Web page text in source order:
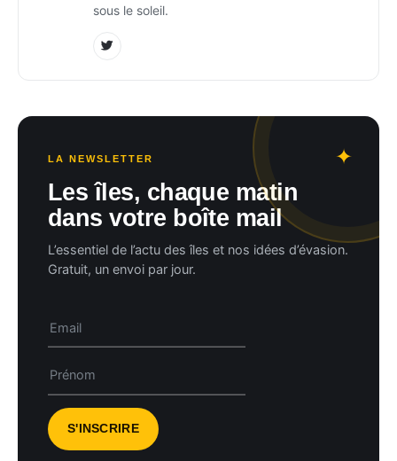
sous le soleil.
LA NEWSLETTER
Les îles, chaque matin
dans votre boîte mail
L’essentiel de l’actu des îles et nos idées d’évasion.
Gratuit, un envoi par jour.